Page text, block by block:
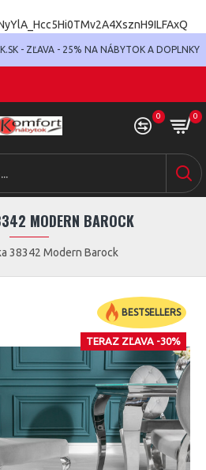
- ZĽAVA - 25% NA NÁBYTOK A DOPLNKY
0 0
38342 Modern Barock
MODERN BAROCK
BESTSELLERS
TERAZ ZĽAVA -30%